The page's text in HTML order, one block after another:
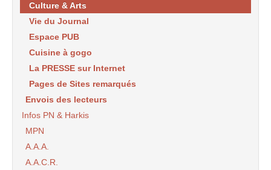
Culture & Arts
Vie du Journal
Espace PUB
Cuisine à gogo
La PRESSE sur Internet
Pages de Sites remarqués
Envois des lecteurs
Infos PN & Harkis
MPN
A.A.A.
A.A.C.R.